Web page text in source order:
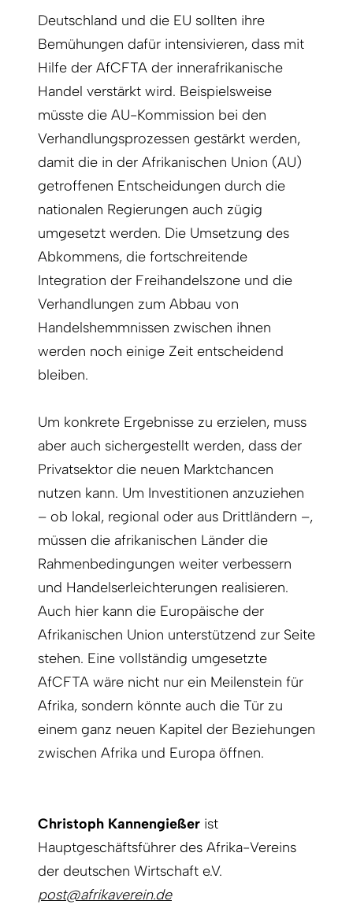
Deutschland und die EU sollten ihre
Bemühungen dafür intensivieren, dass mit
Hilfe der AfCFTA der innerafrikanische
Handel verstärkt wird. Beispielsweise
müsste die AU-Kommission bei den
Verhandlungsprozessen gestärkt werden,
damit die in der Afrikanischen Union (AU)
getroffenen Entscheidungen durch die
nationalen Regierungen auch zügig
umgesetzt werden. Die Umsetzung des
Abkommens, die fortschreitende
Integration der Freihandelszone und die
Verhandlungen zum Abbau von
Handelshemmnissen zwischen ihnen
werden noch einige Zeit entscheidend
bleiben.
Um konkrete Ergebnisse zu erzielen, muss
aber auch sichergestellt werden, dass der
Privatsektor die neuen Marktchancen
nutzen kann. Um Investitionen anzuziehen
– ob lokal, regional oder aus Drittländern –,
müssen die afrikanischen Länder die
Rahmenbedingungen weiter verbessern
und Handelserleichterungen realisieren.
Auch hier kann die Europäische der
Afrikanischen Union unterstützend zur Seite
stehen. Eine vollständig umgesetzte
AfCFTA wäre nicht nur ein Meilenstein für
Afrika, sondern könnte auch die Tür zu
einem ganz neuen Kapitel der Beziehungen
zwischen Afrika und Europa öffnen.
Christoph Kannengießer ist
Hauptgeschäftsführer des Afrika-Vereins
der deutschen Wirtschaft e.V.
post@afrikaverein.de